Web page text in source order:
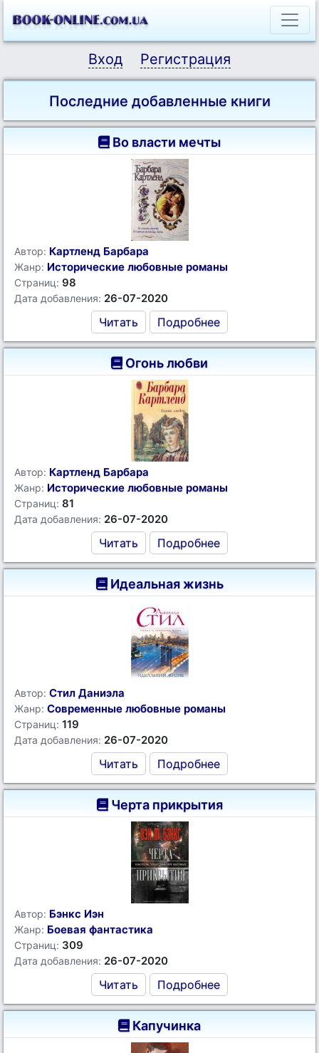
Вход Регистрация
Последние добавленные книги
Во власти мечты
Автор: Картленд Барбара
Жанр: Исторические любовные романы
Страниц: 98
Дата добавления: 26-07-2020
Читать Подробнее
Огонь любви
Автор: Картленд Барбара
Жанр: Исторические любовные романы
Страниц: 81
Дата добавления: 26-07-2020
Читать Подробнее
Идеальная жизнь
Автор: Стил Даниэла
Жанр: Современные любовные романы
Страниц: 119
Дата добавления: 26-07-2020
Читать Подробнее
Черта прикрытия
Автор: Бэнкс Иэн
Жанр: Боевая фантастика
Страниц: 309
Дата добавления: 26-07-2020
Читать Подробнее
Капучинка